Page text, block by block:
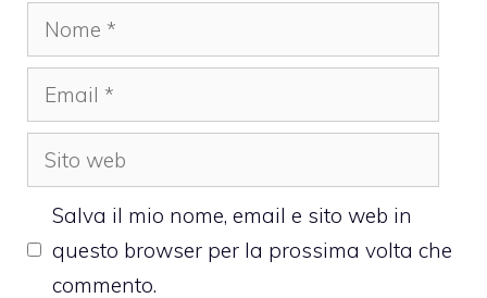
Nome
Email
Sito
web
Salva il mio nome, email e sito web in
questo browser per la prossima volta che
commento.